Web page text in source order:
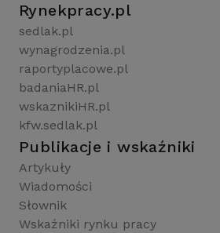
Rynekpracy.pl
sedlak.pl
wynagrodzenia.pl
raportyplacowe.pl
badaniaHR.pl
wskaznikiHR.pl
kfw.sedlak.pl
Publikacje i wskaźniki
Artykuły
Wiadomości
Słownik
Wskaźniki rynku pracy